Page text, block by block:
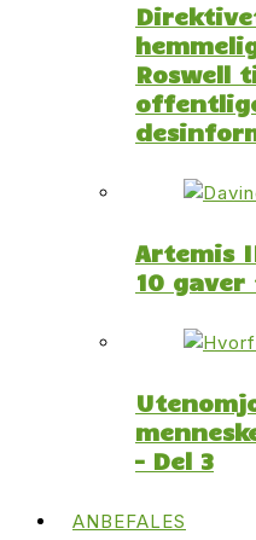
Roswell
Artemis
10
– Del 3
ANBEFALES